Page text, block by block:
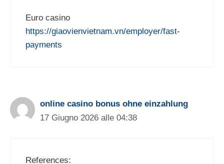
Euro casino
https://giaovienvietnam.vn/employer/fast-
payments
online casino bonus ohne einzahlung
17 Giugno 2026 alle 04:38
References: